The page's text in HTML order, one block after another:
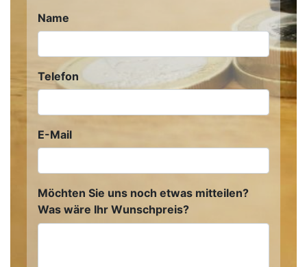
Name
Telefon
E-Mail
Möchten Sie uns noch etwas mitteilen?
Was wäre Ihr Wunschpreis?